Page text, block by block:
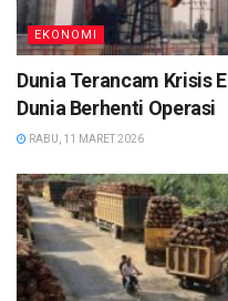
EKONOMI
Dunia Terancam Krisis
Dunia Berhenti Operasi
RABU, 11 MARET 2026